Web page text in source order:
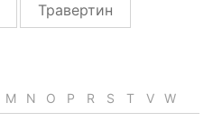
Травертин
M N O P R S T V W